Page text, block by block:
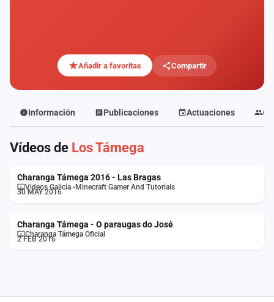
Añadir a favoritas Compartir
Información Publicaciones Actuaciones
Vídeos de Los Támega
Charanga Támega 2016 - Las Bragas
Videos Galicia -Minecraft Gamer And Tutorials
30 MAY 2016
Charanga Támega - O paraugas do José
Charanga Támega Oficial
2 FEB 2016
Componentes
Fichajes
Agencias
Rankings
Vídeos
Iniciar